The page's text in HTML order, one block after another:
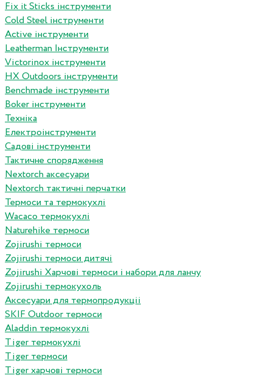
Fix it Sticks інструменти
Сold Steel інструменти
Active інструменти
Leatherman Інструменти
Victorinox інструменти
HX Outdoors інструменти
Benchmade інструменти
Boker інструменти
Техніка
Електроінструменти
Садові інструменти
Тактичне спорядження
Nextorch аксесуари
Nextorch тактичні перчатки
Термоси та термокухлі
Wacaco термокухлі
Naturehike термоси
Zojirushi термоси
Zojirushi термоси дитячі
Zojirushi Харчові термоси і набори для ланчу
Zojirushi термокухоль
Аксесуари для термопродукціі
SKIF Outdoor термоси
Aladdin термокухлі
Tiger термокухлі
Tiger термоси
Tiger харчові термоси